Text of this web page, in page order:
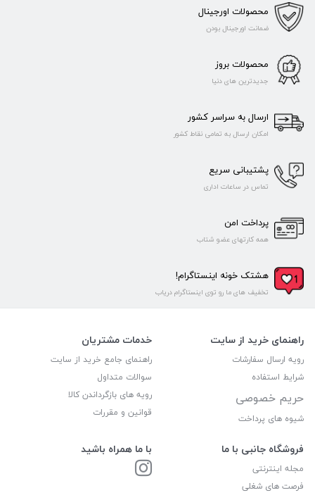
محصولات اورجینال
ضمانت اورجینال بودن
محصولات بروز
جدیدترین های دنیا
ارسال به سراسر کشور
امکان ارسال به تمامی نقاط کشور
پشتیبانی سریع
تماس در ساعات اداری
پرداخت امن
همه کارتهای عضو شتاب
هشتک خونه اینستاگرام!
تخفیف های ما رو توی اینستاگرام دریاب
راهنمای خرید از سایت
رویه ارسال سفارشات
شرایط استفاده
حریم خصوصی
شیوه های پرداخت
خدمات مشتریان
راهنمای جامع خرید از سایت
سوالات متداول
رویه های بازگرداندن کالا
قوانین و مقررات
فروشگاه جانبی با ما
مجله اینترنتی
فرصت های شغلی
با ما همراه باشید